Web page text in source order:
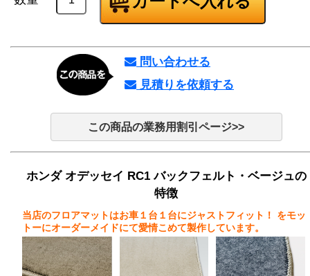
問い合わせる
見積りを依頼する
この商品の業務用割引ページ>>
ホンダ オデッセイ RC1 バックフェルト・ベージュの
特徴
当店のフロアマットはお車１台１台にジャストフィット！
をモッ
トーにオーダーメイドにて愛情こめて製作しています。